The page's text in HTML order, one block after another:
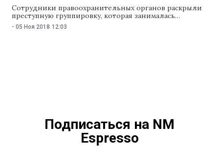
Сотрудники правоохранительных органов раскрыли
преступную группировку, которая занималась
незаконным оборотом наркотических средств в особо
крупных размерах. Схему контролировали
- 05 Ноя 2018 12:03
Подписаться на NM
Espresso